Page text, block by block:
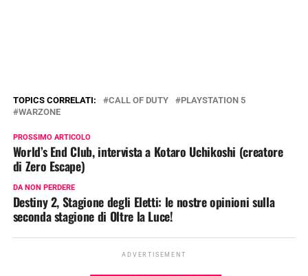
TOPICS CORRELATI: CALL OF DUTY
PLAYSTATION 5
WARZONE
PROSSIMO ARTICOLO
World’s End Club, intervista a Kotaro Uchikoshi (creatore
di Zero Escape)
DA NON PERDERE
Destiny 2, Stagione degli Eletti: le nostre opinioni sulla
seconda stagione di Oltre la Luce!
ADVERTISEMENT